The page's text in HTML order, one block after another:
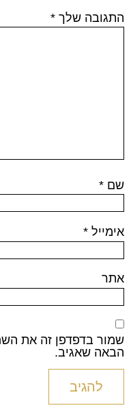
התגובה שלך *
שם *
אימייל *
אתר
שמור בדפדפן זה את
הבאה שאגיב.